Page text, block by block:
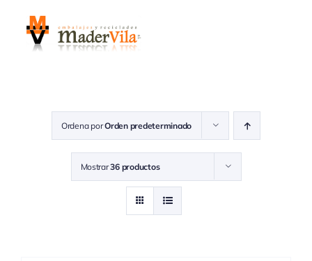
contenido
Ordena porOrden predeterminado
Mostrar36 productos